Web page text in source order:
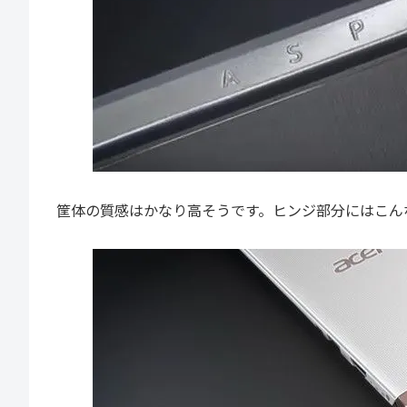
筐体の質感はかなり高そうです。ヒンジ部分にはこ